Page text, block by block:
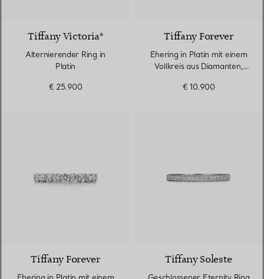
Tiffany Victoria®
Alternierender Ring in
Platin
€ 25.900
Tiffany Forever
Ehering in Platin mit einem
Vollkreis aus Diamanten,
€ 10.900
Tiffany Forever Tiffany Soleste